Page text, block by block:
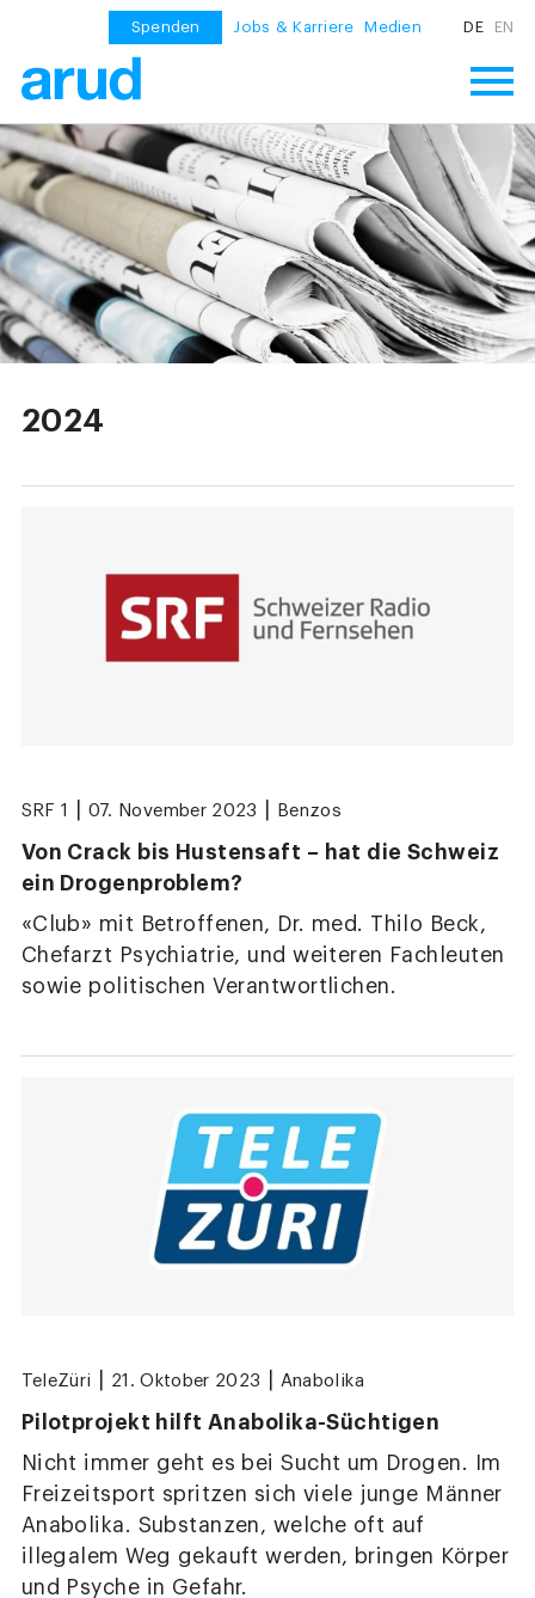
Spenden Jobs & Karriere Medien DE EN
2024
SRF 1 07. November 2023 Benzos
Von Crack bis Hustensaft – hat die Schweiz
ein Drogenproblem?
«Club» mit Betroffenen, Dr. med. Thilo Beck,
Chefarzt Psychiatrie, und weiteren Fachleuten
sowie politischen Verantwortlichen.
TeleZüri 21. Oktober 2023 Anabolika
Pilotprojekt hilft Anabolika-Süchtigen
Nicht immer geht es bei Sucht um Drogen. Im
Freizeitsport spritzen sich viele junge Männer
Anabolika. Substanzen, welche oft auf
illegalem Weg gekauft werden, bringen Körper
und Psyche in Gefahr.